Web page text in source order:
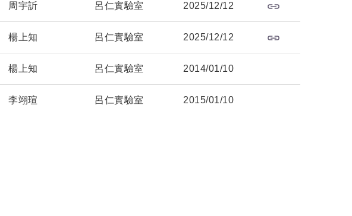
周宇訢 呂仁實驗室 2025/12/12
楊上知 呂仁實驗室 2025/12/12
楊上知 呂仁實驗室 2014/01/10
李翊瑄 呂仁實驗室 2015/01/10